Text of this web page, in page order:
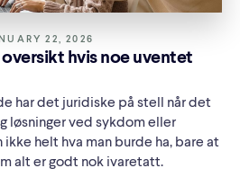
22, 2026
hvis noe uventet
har det juridiske på stell når det
løsninger ved sykdom eller
helt hva man burde ha, bare at
alt er godt nok ivaretatt.